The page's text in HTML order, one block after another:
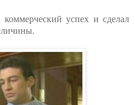
успех и сделал